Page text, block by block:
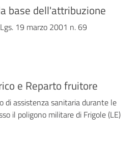
base dell'attribuzione
19 marzo 2001 n. 69
e Reparto fruitore
di assistenza sanitaria durante le
il poligono militare di Frigole (LE)